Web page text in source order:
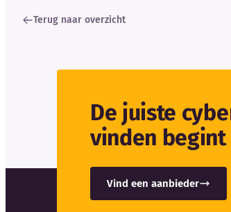
Terug naar overzicht
De juiste
vinden begint
Vind een aanbieder